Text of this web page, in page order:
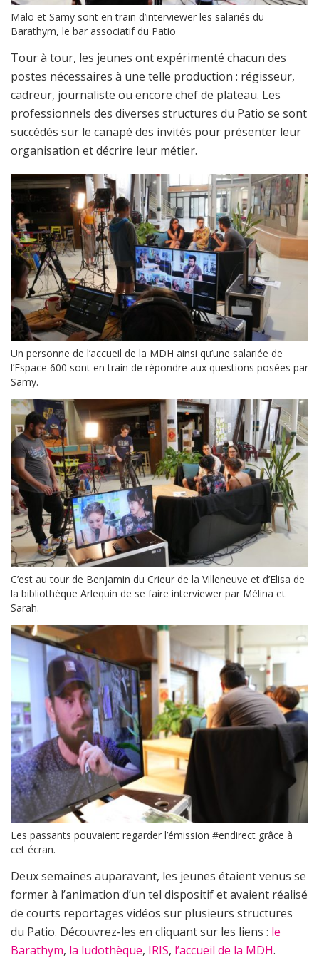
Malo et Samy sont en train d’interviewer les salariés du
Barathym, le bar associatif du Patio
Tour à tour, les jeunes ont expérimenté chacun des
postes nécessaires à une telle production : régisseur,
cadreur, journaliste ou encore chef de plateau. Les
professionnels des diverses structures du Patio se sont
succédés sur le canapé des invités pour présenter leur
organisation et décrire leur métier.
Un personne de l’accueil de la MDH ainsi qu’une salariée de
l’Espace 600 sont en train de répondre aux questions posées par
Samy.
C’est au tour de Benjamin du Crieur de la Villeneuve et d’Elisa de
la bibliothèque Arlequin de se faire interviewer par Mélina et
Sarah.
Les passants pouvaient regarder l’émission #endirect grâce à
cet écran.
Deux semaines auparavant, les jeunes étaient venus se
former à l’animation d’un tel dispositif et avaient réalisé
de courts reportages vidéos sur plusieurs structures
du Patio. Découvrez-les en cliquant sur les liens : le
Barathym, la ludothèque, IRIS, l’accueil de la MDH.